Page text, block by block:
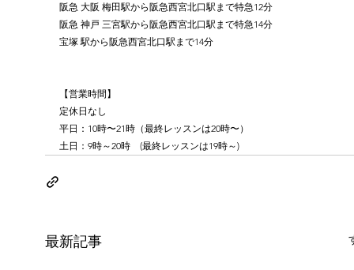
阪急 大阪 梅田駅から阪急西宮北口駅まで特急12分
阪急 神戸 三宮駅から阪急西宮北口駅まで特急14分
宝塚 駅から阪急西宮北口駅まで14分
【営業時間】
定休日なし
平日：10時〜21時（最終レッスンは20時〜）
土日：9時～20時　(最終レッスンは19時～)
最新記事